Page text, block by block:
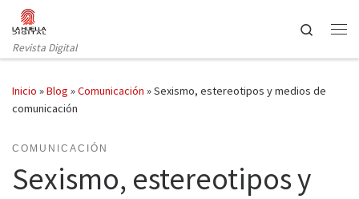
Saltar al contenido
Revista Digital
Search
Inicio »Blog »Comunicación »Sexismo, estereotipos y medios de
comunicación
COMUNICACIÓN
Sexismo, estereotipos y